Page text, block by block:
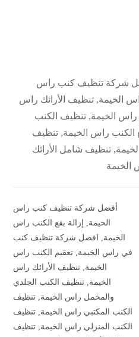
شركة تنظيف كنب راس
الخيمة, تنظيف الأرائك راس
راس الخيمة, تنظيف الكنب
الكنب راس الخيمة, تنظيف
تنظيف شامل الأرائك
الخيمة
أفضل شركة تنظيف كنب راس
الخيمة
إزالة بقع الكنب راس
الخيمة
افضل شركة تنظيف كنب
في راس الخيمة تعقيم الكنب راس
الخيمة تنظيف الأرائك راس
الخيمة تنظيف الكنب الجلدي
والمخمل راس الخيمة تنظيف
الكنب المكتبي راس الخيمة تنظيف
الكنب المنزلي راس الخيمة تنظيف